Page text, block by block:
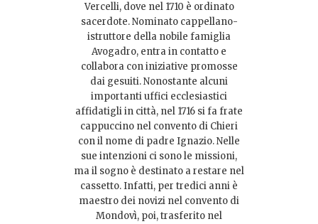
Vercelli, dove nel 1710 è ordinato
sacerdote. Nominato cappellano-
istruttore della nobile famiglia
Avogadro, entra in contatto e
collabora con iniziative promosse
dai gesuiti. Nonostante alcuni
importanti uffici ecclesiastici
affidatigli in città, nel 1716 si fa frate
cappuccino nel convento di Chieri
con il nome di padre Ignazio. Nelle
sue intenzioni ci sono le missioni,
ma il sogno è destinato a restare nel
cassetto. Infatti, per tredici anni è
maestro dei novizi nel convento di
Mondovì, poi, trasferito nel